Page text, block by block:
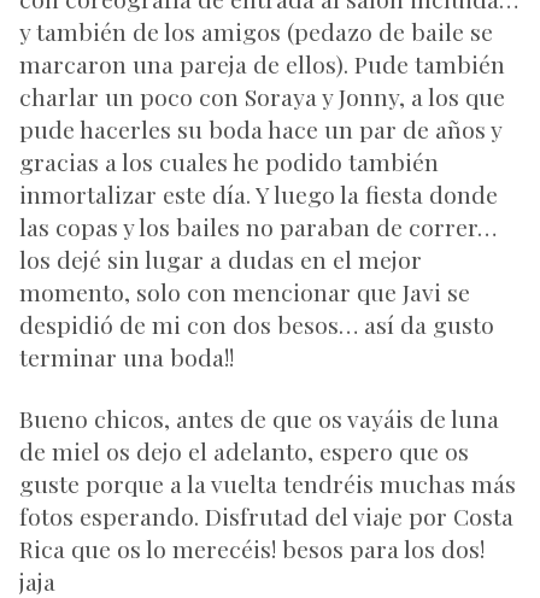
y también de los amigos (pedazo de baile se
marcaron una pareja de ellos). Pude también
charlar un poco con Soraya y Jonny, a los que
pude hacerles su boda hace un par de años y
gracias a los cuales he podido también
inmortalizar este día. Y luego la fiesta donde
las copas y los bailes no paraban de correr…
los dejé sin lugar a dudas en el mejor
momento, solo con mencionar que Javi se
despidió de mi con dos besos… así da gusto
terminar una boda!!
Bueno chicos, antes de que os vayáis de luna
de miel os dejo el adelanto, espero que os
guste porque a la vuelta tendréis muchas más
fotos esperando. Disfrutad del viaje por Costa
Rica que os lo merecéis! besos para los dos!
jaja